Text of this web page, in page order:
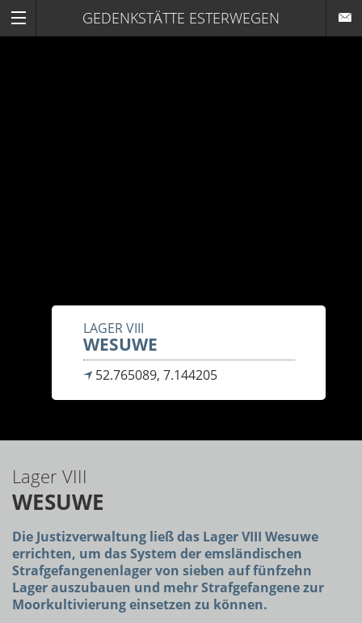
GEDENKSTÄTTE ESTERWEGEN
LAGER VIII
WESUWE
52.765089, 7.144205
Lager VIII
WESUWE
Die Justizverwaltung ließ das Lager VIII Wesuwe
errichten, um das System der emsländischen
Strafgefangenenlager von sieben auf fünfzehn
Lager auszubauen und mehr Strafgefangene zur
Moorkultivierung einsetzen zu können.